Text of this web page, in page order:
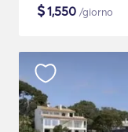
$1,550 /giorno